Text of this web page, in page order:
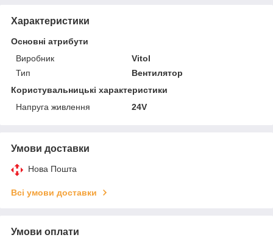
Характеристики
Основні атрибути
Виробник
Vitol
Тип
Вентилятор
Користувальницькі характеристики
Напруга живлення
24V
Умови доставки
Нова Пошта
Всі умови доставки
Умови оплати